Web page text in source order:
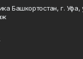
Башкортостан, г. Уфа,